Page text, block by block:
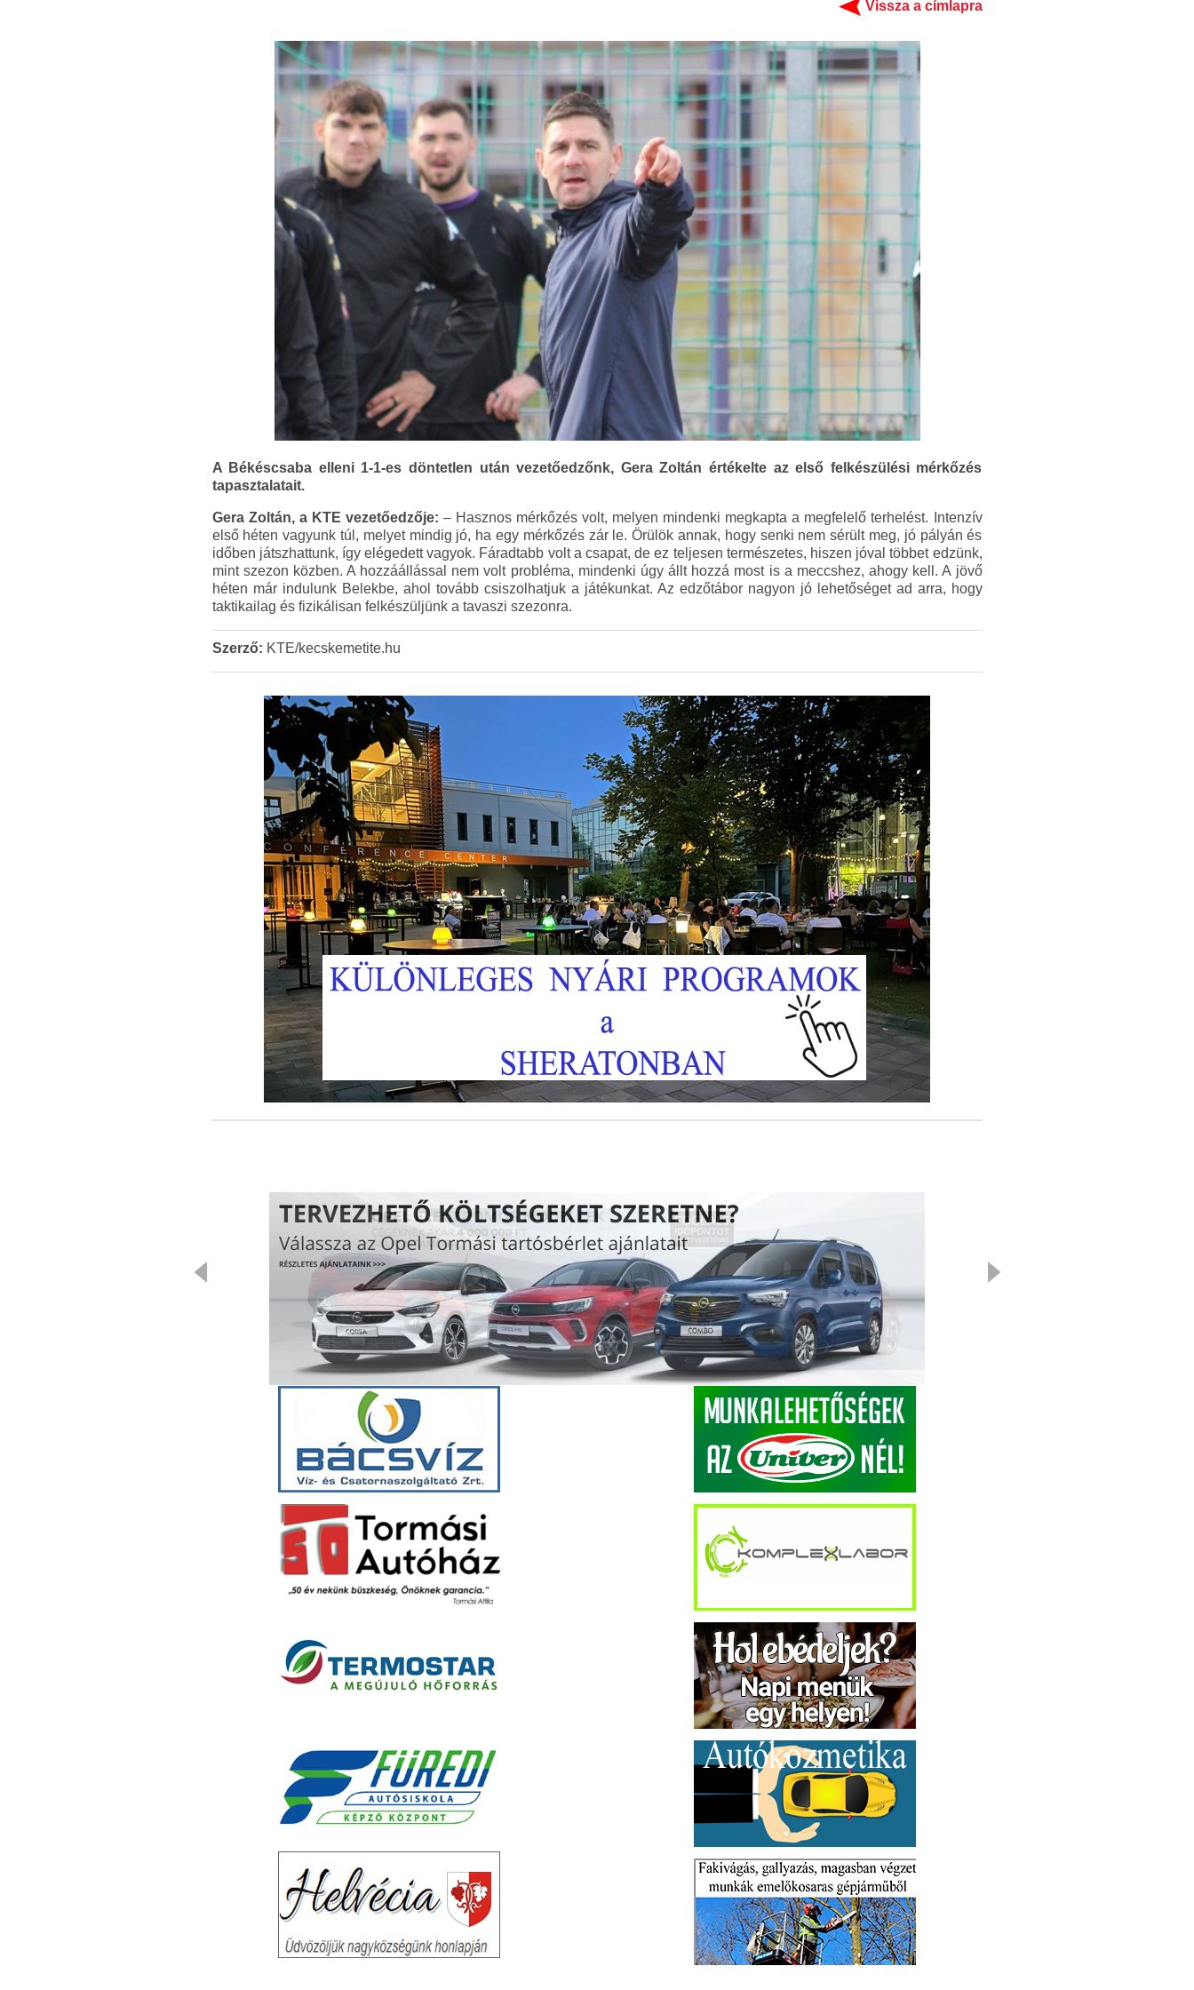
Vissza a címlapra
A Békéscsaba elleni 1-1-es döntetlen után vezetőedzőnk, Gera Zoltán értékelte az első felkészülési mérkőzés
tapasztalatait.
Gera Zoltán, a KTE vezetőedzője: – Hasznos mérkőzés volt, melyen mindenki megkapta a megfelelő terhelést. Intenzív
első héten vagyunk túl, melyet mindig jó, ha egy mérkőzés zár le. Örülök annak, hogy senki nem sérült meg, jó pályán és
időben játszhattunk, így elégedett vagyok. Fáradtabb volt a csapat, de ez teljesen természetes, hiszen jóval többet edzünk,
mint szezon közben. A hozzáállással nem volt probléma, mindenki úgy állt hozzá most is a meccshez, ahogy kell. A jövő
héten már indulunk Belekbe, ahol tovább csiszolhatjuk a játékunkat. Az edzőtábor nagyon jó lehetőséget ad arra, hogy
taktikailag és fizikálisan felkészüljünk a tavaszi szezonra.
Szerző: KTE/kecskemetite.hu